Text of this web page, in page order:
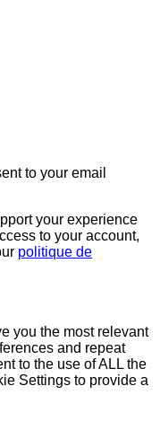
to your email
your experience
to your account,
politique de
you the most relevant
and repeat
to the use of ALL the
Settings to provide a